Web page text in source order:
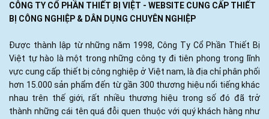
CÔNG TY CỔ PHẦN THIẾT BỊ VIỆT - WEBSITE CUNG CẤP THIẾT
BỊ CÔNG NGHIỆP & DÂN DỤNG CHUYÊN NGHIỆP
Được thành lập từ những năm 1998, Công Ty Cổ Phần Thiết Bị
Việt tự hào là một trong những công ty đi tiên phong trong lĩnh
vực cung cấp thiết bị công nghiệp ở Việt nam, là địa chỉ phân phối
hơn 15.000 sản phẩm đến từ gần 300 thương hiệu nổi tiếng khác
nhau trên thế giới, rất nhiều thương hiệu trong số đó đã trở
thành những cái tên quá đỗi quen thuộc với quý khách hàng như